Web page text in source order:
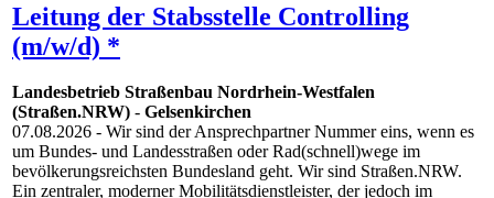
Leitung der Stabsstelle Controlling
(m/w/d) *
Landesbetrieb Straßenbau Nordrhein-Westfalen
(Straßen.NRW) - Gelsenkirchen
07.08.2026 - Wir sind der Ansprechpartner Nummer eins, wenn es
um Bundes- und Landesstraßen oder Rad(schnell)wege im
bevölkerungsreichsten Bundesland geht. Wir sind Straßen.NRW.
Ein zentraler, moderner Mobilitätsdienstleister, der jedoch im